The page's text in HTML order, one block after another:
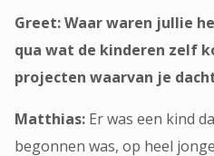
Greet: Waar waren jullie
qua wat de kinderen zelf
projecten waarvan je
Matthias: Er was een kind
begonnen was, op heel